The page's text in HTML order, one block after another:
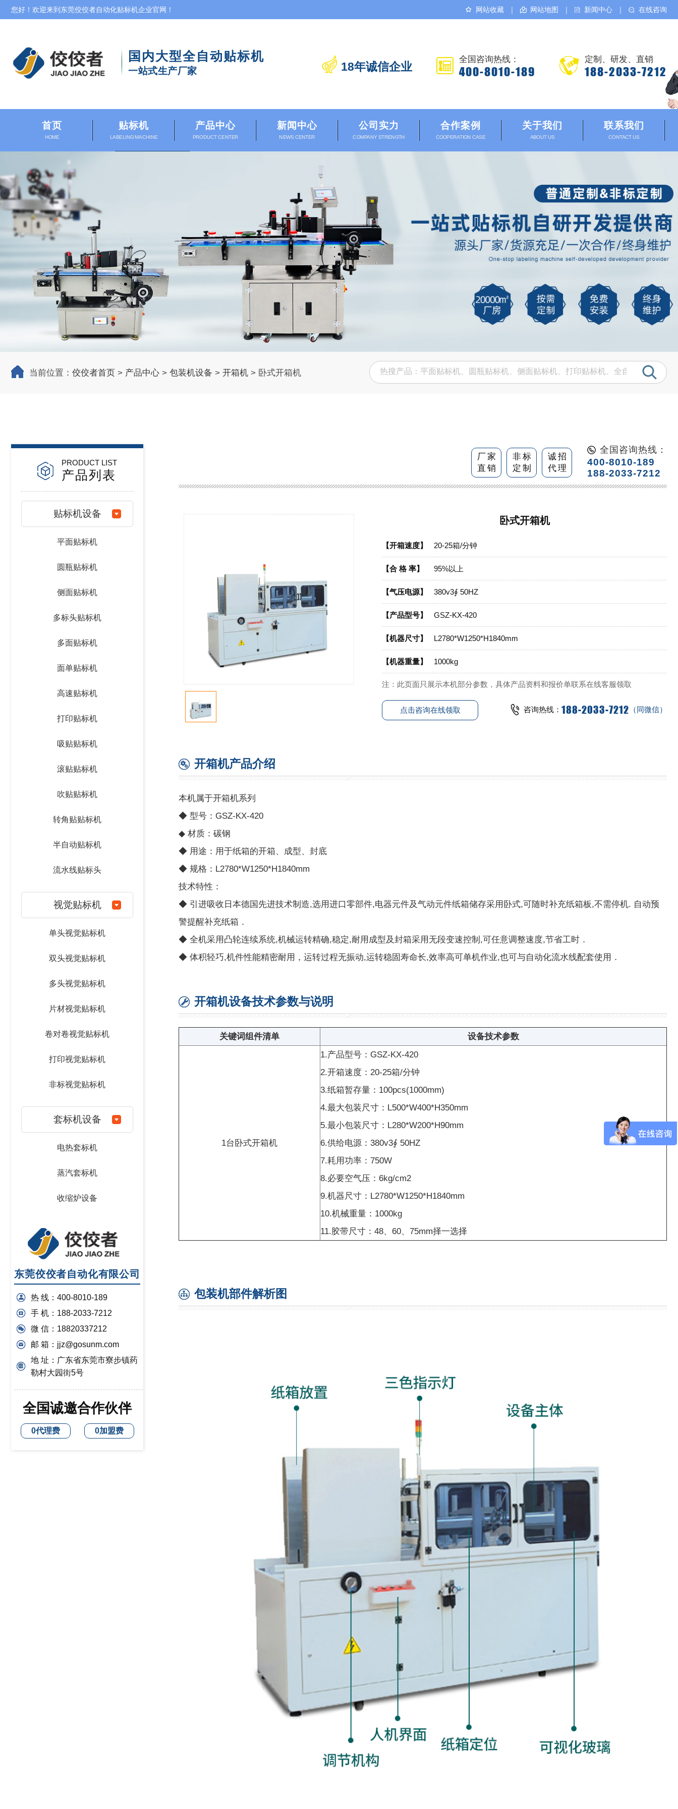
您好！欢迎来到东莞佼佼者自动化贴标机企业官网！ 网站收藏 ｜ 网站地图 ｜ 新闻中心 ｜ 在线咨询
国内大型全自动贴标机
一站式生产厂家 18年诚信企业
全国咨询热线：
400-8010-189
定制、研发、直销
188-2033-7212
首页
HOME
贴标机
LABELING MACHINE
产品中心
PRODUCT CENTER
新闻中心
NEWS CENTER
公司实力
COMPANY STRENGTH
合作案例
COOPERATION CASE
关于我们
ABOUT US
联系我们
CONTACT US
当前位置： 佼佼者首页 > 产品中心 > 包装机设备 > 开箱机 > 卧式开箱机
PRODUCT LIST
产品列表
贴标机设备
平面贴标机
圆瓶贴标机
侧面贴标机
多标头贴标机
多面贴标机
面单贴标机
高速贴标机
打印贴标机
吸贴贴标机
滚贴贴标机
吹贴贴标机
转角贴贴标机
半自动贴标机
流水线贴标头
视觉贴标机
单头视觉贴标机
双头视觉贴标机
多头视觉贴标机
片材视觉贴标机
卷对卷视觉贴标机
打印视觉贴标机
非标视觉贴标机
套标机设备
电热套标机
蒸汽套标机
收缩炉设备
东莞佼佼者自动化有限公司
热 线：400-8010-189
手 机：188-2033-7212
微 信：18820337212
邮 箱：jjz@gosunm.com
地 址：广东省东莞市寮步镇药
勒村大园街5号
全国诚邀合作伙伴
0代理费 0加盟费
厂家
直销
非标
定制
诚招
代理
全国咨询热线：
400-8010-189
188-2033-7212
卧式开箱机
【开箱速度】 20-25箱/分钟
【合 格 率】 95%以上
【气压电源】 380v3∮ 50HZ
【产品型号】 GSZ-KX-420
【机器尺寸】 L2780*W1250*H1840mm
【机器重量】 1000kg
注：此页面只展示本机部分参数，具体产品资料和报价单联系在线客服领取
点击咨询在线领取 咨询热线： 188-2033-7212 （同微信）
开箱机产品介绍
本机属于开箱机系列
◆ 型号：GSZ-KX-420
◆ 材质：碳钢
◆ 用途：用于纸箱的开箱、成型、封底
◆ 规格：L2780*W1250*H1840mm
技术特性：
◆ 引进吸收日本德国先进技术制造,选用进口零部件,电器元件及气动元件纸箱储存采用卧式,可随时补充纸箱板,不需停机. 自动预
警提醒补充纸箱．
◆ 全机采用凸轮连续系统,机械运转精确,稳定,耐用成型及封箱采用无段变速控制,可任意调整速度,节省工时．
◆ 体积轻巧,机件性能精密耐用，运转过程无振动,运转稳固寿命长,效率高可单机作业,也可与自动化流水线配套使用．
开箱机设备技术参数与说明
关键词组件清单 设备技术参数
1台卧式开箱机
1.产品型号：GSZ-KX-420
2.开箱速度：20-25箱/分钟
3.纸箱暂存量：100pcs(1000mm)
4.最大包装尺寸：L500*W400*H350mm
5.最小包装尺寸：L280*W200*H90mm
6.供给电源：380v3∮ 50HZ
7.耗用功率：750W
8.必要空气压：6kg/cm2
9.机器尺寸：L2780*W1250*H1840mm
10.机械重量：1000kg
11.胶带尺寸：48、60、75mm择一选择
包装机部件解析图